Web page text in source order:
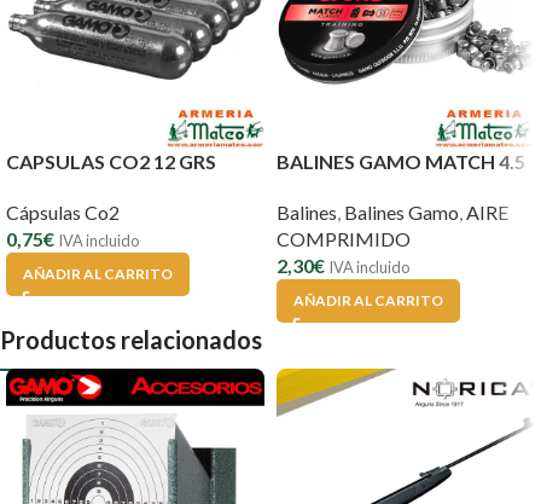
CAPSULAS CO2 12 GRS
Cápsulas Co2
0,75€ IVA incluido
AÑADIR AL CARRITO
BALINES GAMO MATCH 4.5
Balines, Balines Gamo,AIRE
COMPRIMIDO
2,30€ IVA incluido
AÑADIR AL CARRITO
Productos relacionados